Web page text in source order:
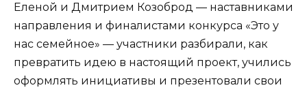
Еленой и Дмитрием Козоброд — наставниками
направления и финалистами конкурса «Это у
нас семейное» — участники разбирали, как
превратить идею в настоящий проект, учились
оформлять инициативы и презентовали свои